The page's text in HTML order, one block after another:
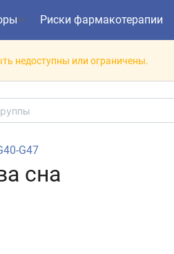
Риски фармакотерапии
недоступны или ограничены.
G47
сна